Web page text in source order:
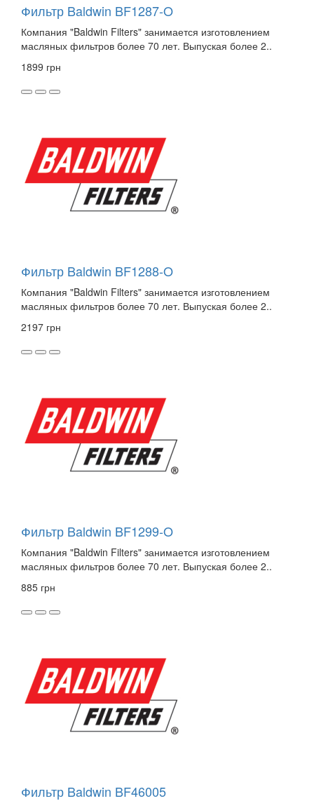
Фильтр Baldwin BF1287-O
Компания "Baldwin Filters" занимается изготовлением
масляных фильтров более 70 лет. Выпуская более 2..
1899 грн
Фильтр Baldwin BF1288-O
Компания "Baldwin Filters" занимается изготовлением
масляных фильтров более 70 лет. Выпуская более 2..
2197 грн
Фильтр Baldwin BF1299-O
Компания "Baldwin Filters" занимается изготовлением
масляных фильтров более 70 лет. Выпуская более 2..
885 грн
Фильтр Baldwin BF46005